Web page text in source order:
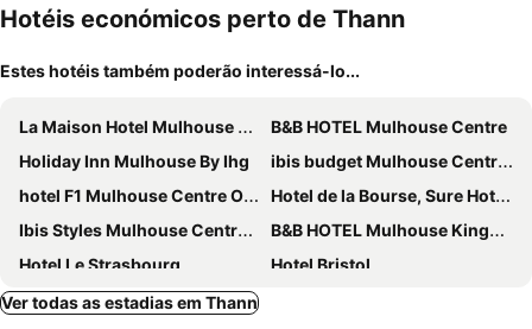
mento
Hotéis económicos perto de Thann
Estes hotéis também poderão interessá-lo...
La Maison Hotel Mulhouse Centre
B&B HOTEL Mulhouse Centre
Holiday Inn Mulhouse By Ihg
ibis budget Mulhouse Centre Gare
hotel F1 Mulhouse Centre Ouest
Hotel de la Bourse, Sure Hotel Collection by Best Western
Ibis Styles Mulhouse Centre Gare
B&B HOTEL Mulhouse Kingersheim
Hotel Le Strasbourg
Hotel Bristol
Mercure Mulhouse Centre
Ver todas as estadias em Thann